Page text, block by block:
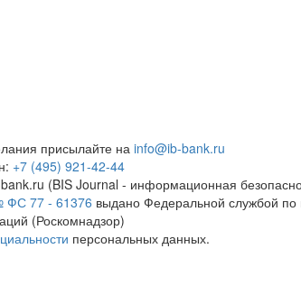
присылайте наinfo@ib-bank.ru
+7 (495) 921-42-44
(BIS Journal - информационная
ФС 77 - 61376 выдано Федеральной службой
(Роскомнадзор)
персональных данных.